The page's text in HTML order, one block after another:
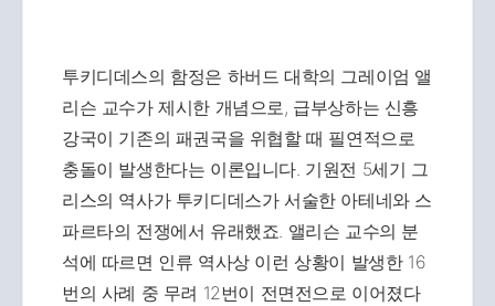
투키디데스의 함정은 하버드 대학의 그레이엄 앨
리슨 교수가 제시한 개념으로, 급부상하는 신흥
강국이 기존의 패권국을 위협할 때 필연적으로
충돌이 발생한다는 이론입니다. 기원전 5세기 그
리스의 역사가 투키디데스가 서술한 아테네와 스
파르타의 전쟁에서 유래했죠. 앨리슨 교수의 분
석에 따르면 인류 역사상 이런 상황이 발생한 16
번의 사례 중 무려 12번이 전면전으로 이어졌다